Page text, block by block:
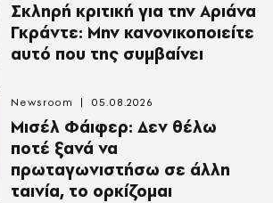
Σκληρή κριτική για την Αριάνα
Γκράντε: Μην κανονικοποιείτε
αυτό που της συμβαίνει
Μισέλ Φάιφερ: Δεν θέλω
ποτέ ξανά να
πρωταγωνιστήσω σε άλλη
ταινία, το ορκίζομαι
Newsroom 05.08.2026